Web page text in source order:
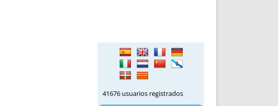
41676 usuarios registrados